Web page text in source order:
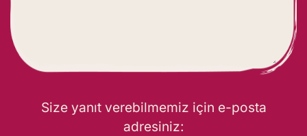
Size yanıt verebilmemiz için e-posta
adresiniz: